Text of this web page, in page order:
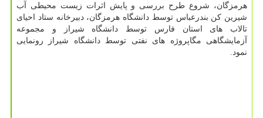
هرمزگان، شروع طرح بررسی و پایش اثرات زیست محیطی آب
شیرین کن بندرعباس توسط دانشگاه هرمزگان، دبیرخانه ستاد احیای
تالاب های استان فارس توسط دانشگاه شیراز و مجموعه
آزمایشگاهی مگاپروژه های نفتی توسط دانشگاه شیراز رونمایی
نمود.